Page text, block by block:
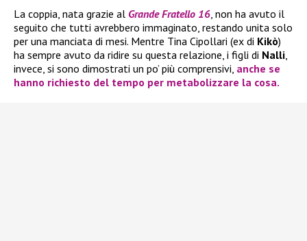
La coppia, nata grazie al Grande Fratello 16, non ha avuto il
seguito che tutti avrebbero immaginato, restando unita solo
per una manciata di mesi. Mentre Tina Cipollari (ex di Kikò)
ha sempre avuto da ridire su questa relazione, i figli di Nalli,
invece, si sono dimostrati un po’ più comprensivi, anche se
hanno richiesto del tempo per metabolizzare la cosa.